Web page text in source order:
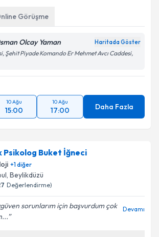
Görüşme
Olcay Yaman Haritada Göster
Şehit Piyade Komando Er Mehmet Avcı Caddesi,
10 Ağu
15:00
10 Ağu
17:00 Daha Fazla
Psikolog Buket İğneci
+1diğer
, Beylikdüzü
Değerlendirme)
sorunlarım için başvurdum çok
Devamı